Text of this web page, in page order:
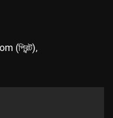
(প্রিন্ট),